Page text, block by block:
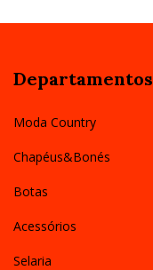
Departamentos
Moda Country
Chapéus&Bonés
Botas
Acessórios
Selaria